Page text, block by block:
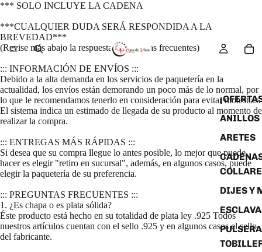
ANILLOS
ARETES
DIJES Y
*** SOLO INCLUYE LA CADENA
***CUALQUIER DUDA SERÁ RESPONDIDA A LA
BREVEDAD***
(Revise más abajo la respuesta a preguntas frecuentes)
::: INFORMACIÓN DE ENVÍOS :::
Debido a la alta demanda en los servicios de paquetería en la
actualidad, los envíos están demorando un poco más de lo normal, por
lo que le recomendamos tenerlo en consideración para evitar molestias.
El sistema indica un estimado de llegada de su producto al momento de
realizar la compra.
::: ENTREGAS MÁS RÁPIDAS :::
Si desea que su compra llegue lo antes posible, lo mejor que puede
hacer es elegir "retiro en sucursal", además, en algunos casos, puede
elegir la paquetería de su preferencia.
::: PREGUNTAS FRECUENTES :::
1. ¿Es chapa o es plata sólida?
Éste producto está hecho en su totalidad de plata ley .925 Todos
nuestros artículos cuentan con el sello .925 y en algunos casos el sello
del fabricante.